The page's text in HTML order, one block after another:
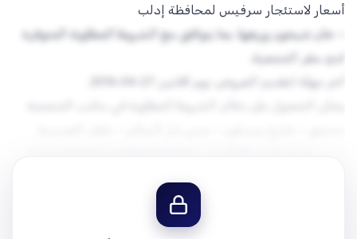
أسعار لاستئجار سرفيس لمحافظة إدلب
– خان شيخون وريفها، بما يتوافق مع الشروط المطلوبة المتوفرة